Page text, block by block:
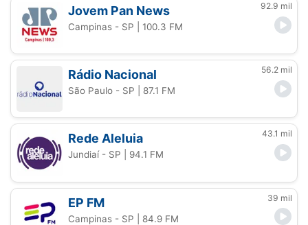
Jovem Pan News 92.9 mil
Campinas - SP | 100.3 FM
Rádio Nacional 56.2 mil
São Paulo - SP | 87.1 FM
Rede Aleluia 43.1 mil
Jundiaí - SP | 94.1 FM
EP FM 39 mil
Campinas - SP | 84.9 FM